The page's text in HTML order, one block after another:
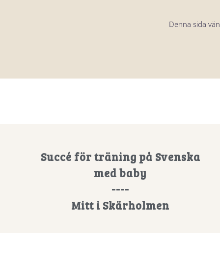
Denna sida
Succé för träning på Svenska
med baby
----
Mitt i Skärholmen